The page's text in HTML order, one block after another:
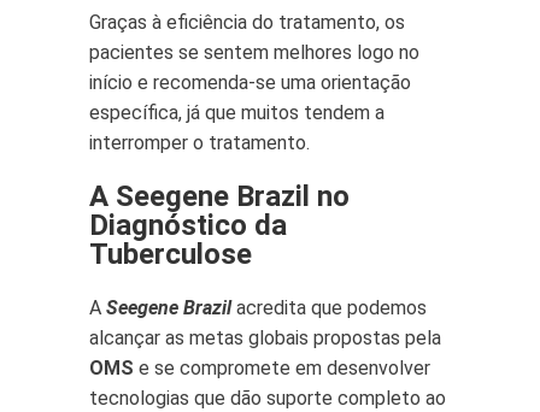
Graças à eficiência do tratamento, os
pacientes se sentem melhores logo no
início e recomenda-se uma orientação
específica, já que muitos tendem a
interromper o tratamento.
A Seegene Brazil no
Diagnóstico da
Tuberculose
A Seegene Brazilacredita que podemos
alcançar as metas globais propostas pela
OMS e se compromete em desenvolver
tecnologias que dão suporte completo ao